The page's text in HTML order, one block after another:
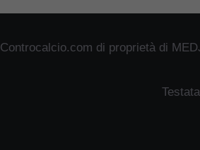
Controcalcio.com di proprietà di